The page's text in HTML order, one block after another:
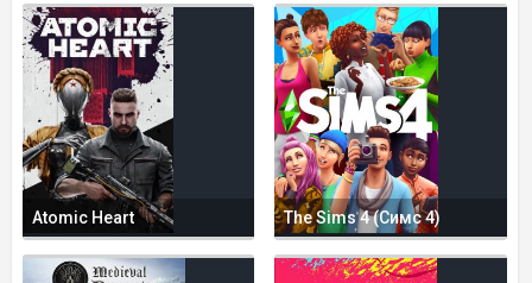
Atomic Heart The Sims 4 (Симс 4)